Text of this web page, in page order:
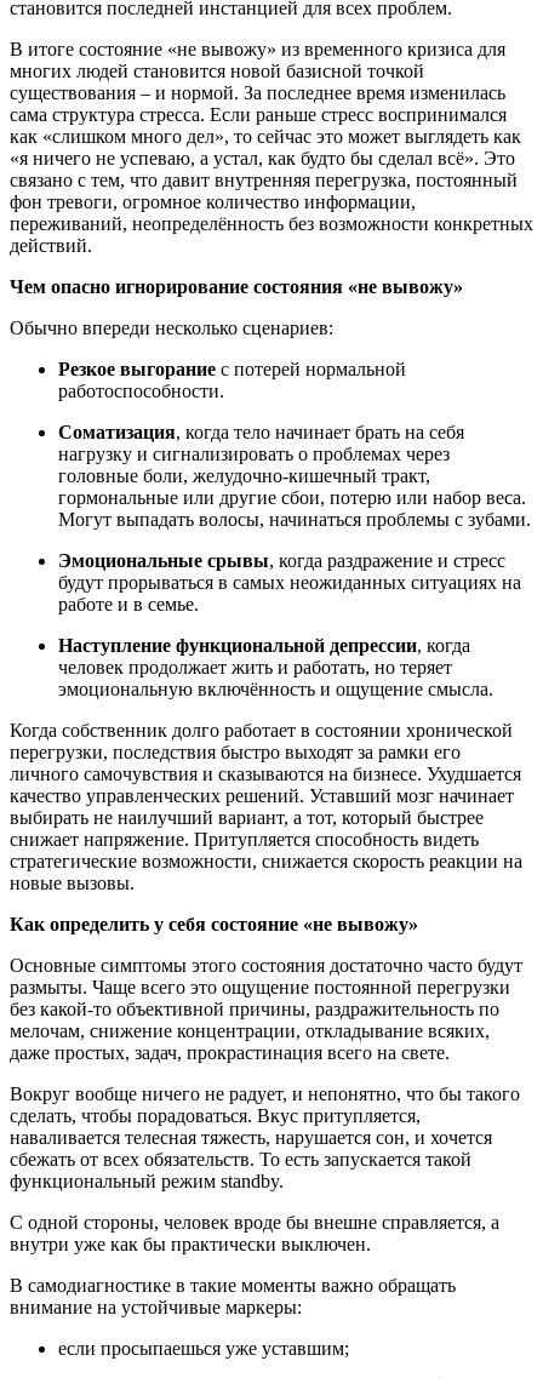
становится последней инстанцией для всех проблем.
В итоге состояние «не вывожу» из временного кризиса для
многих людей становится новой базисной точкой
существования – и нормой. За последнее время изменилась
сама структура стресса. Если раньше стресс воспринимался
как «слишком много дел», то сейчас это может выглядеть как
«я ничего не успеваю, а устал, как будто бы сделал всё». Это
связано с тем, что давит внутренняя перегрузка, постоянный
фон тревоги, огромное количество информации,
переживаний, неопределённость без возможности конкретных
действий.
Чем опасно игнорирование состояния «не вывожу»
Обычно впереди несколько сценариев:
Резкое выгорание с потерей нормальной
работоспособности.
Соматизация, когда тело начинает брать на себя
нагрузку и сигнализировать о проблемах через
головные боли, желудочно-кишечный тракт,
гормональные или другие сбои, потерю или набор веса.
Могут выпадать волосы, начинаться проблемы с зубами.
Эмоциональные срывы, когда раздражение и стресс
будут прорываться в самых неожиданных ситуациях на
работе и в семье.
Наступление функциональной депрессии, когда
человек продолжает жить и работать, но теряет
эмоциональную включённость и ощущение смысла.
Когда собственник долго работает в состоянии хронической
перегрузки, последствия быстро выходят за рамки его
личного самочувствия и сказываются на бизнесе. Ухудшается
качество управленческих решений. Уставший мозг начинает
выбирать не наилучший вариант, а тот, который быстрее
снижает напряжение. Притупляется способность видеть
стратегические возможности, снижается скорость реакции на
новые вызовы.
Как определить у себя состояние «не вывожу»
Основные симптомы этого состояния достаточно часто будут
размыты. Чаще всего это ощущение постоянной перегрузки
без какой-то объективной причины, раздражительность по
мелочам, снижение концентрации, откладывание всяких,
даже простых, задач, прокрастинация всего на свете.
Вокруг вообще ничего не радует, и непонятно, что бы такого
сделать, чтобы порадоваться. Вкус притупляется,
наваливается телесная тяжесть, нарушается сон, и хочется
сбежать от всех обязательств. То есть запускается такой
функциональный режим standby.
С одной стороны, человек вроде бы внешне справляется, а
внутри уже как бы практически выключен.
В самодиагностике в такие моменты важно обращать
внимание на устойчивые маркеры:
если просыпаешься уже уставшим;